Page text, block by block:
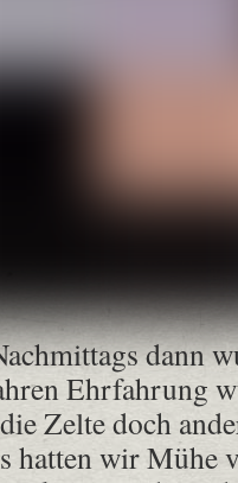
dann
Ehrfahrung
Zelte doch
hatten wir Mühe